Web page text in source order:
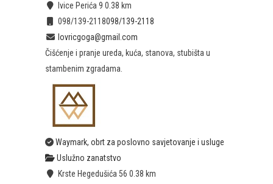
Ivice Perića 9 0.38 km
098/139-2118098/139-2118
lovricgoga@gmail.com
Čišćenje i pranje ureda, kuća, stanova, stubišta u
stambenim zgradama.
Waymark, obrt za poslovno savjetovanje i usluge
Uslužno zanatstvo
Krste Hegedušića 56 0.38 km